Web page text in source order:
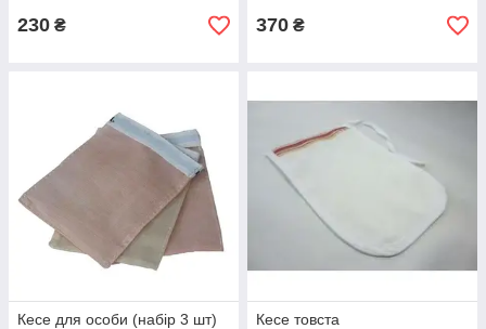
230 ₴ 370 ₴
Кесе для особи (набір 3 шт)
Кесе товста